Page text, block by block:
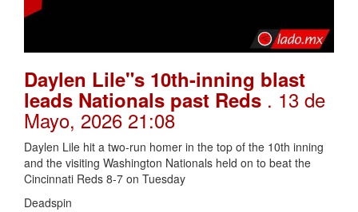
Daylen Lile"s 10th-inning blast
leads Nationals past Reds . 13 de
Mayo, 2026 21:08
Daylen Lile hit a two-run homer in the top of the 10th inning
and the visiting Washington Nationals held on to beat the
Cincinnati Reds 8-7 on Tuesday
Deadspin